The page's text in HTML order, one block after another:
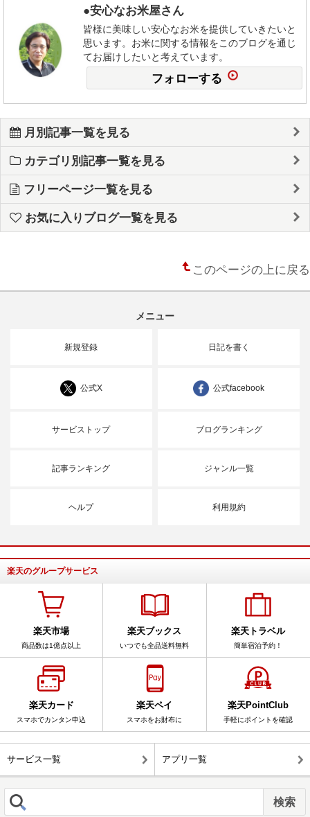
●安心なお米屋さん
皆様に美味しい安心なお米を提供していきたいと
思います。お米に関する情報をこのブログを通じ
てお届けしたいと考えています。
フォローする
月別記事一覧を見る
カテゴリ別記事一覧を見る
フリーページ一覧を見る
お気に入りブログ一覧を見る
このページの上に戻る
メニュー
新規登録 日記を書く
公式X 公式facebook
サービストップ ブログランキング
記事ランキング ジャンル一覧
ヘルプ 利用規約
楽天のグループサービス
楽天市場
商品数は1億点以上
楽天ブックス
いつでも全品送料無料
楽天トラベル
簡単宿泊予約！
楽天カード
スマホでカンタン申込
楽天ペイ
スマホをお財布に
楽天PointClub
手軽にポイントを確認
サービス一覧 アプリ一覧